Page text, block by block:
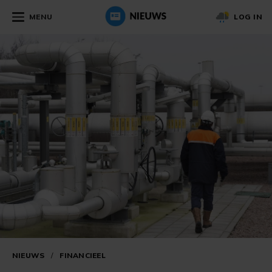
MENU LOG IN
NIEUWS / FINANCIEEL